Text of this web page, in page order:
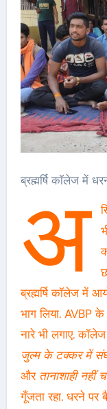
ब्रह्मर्षि कॉलेज में
अ
ब्रह्मर्षि कॉलेज में
भाग लिया. AVBP
नारे भी लगाए.
जुल्म के टक्कर में
और तानाशाही नहीं
गूँजता रहा. धरने पर